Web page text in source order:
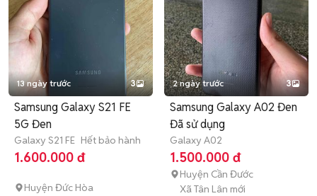
13 ngày trước 3
Samsung Galaxy S21 FE
5G Đen
Galaxy S21 FE Hết bảo hành
1.600.000 đ
Huyện Đức Hòa
2 ngày trước 3
Samsung Galaxy A02 Đen
Đã sử dụng
Galaxy A02
1.500.000 đ
Huyện Cần Đước
Xã Tân Lân mới